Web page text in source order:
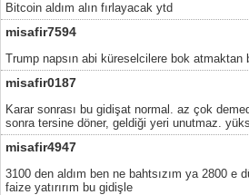
Bitcoin aldım alın fırlayacak ytd
misafir7594
Trump napsın abi küreselcilere bok
misafir0187
Karar sonrası bu gidişat normal. az çok
sonra tersine döner, geldiği yeri unutmaz.
misafir4947
3100 den aldım ben ne bahtsızım ya 2800 e
faize yatırırım bu gidişle